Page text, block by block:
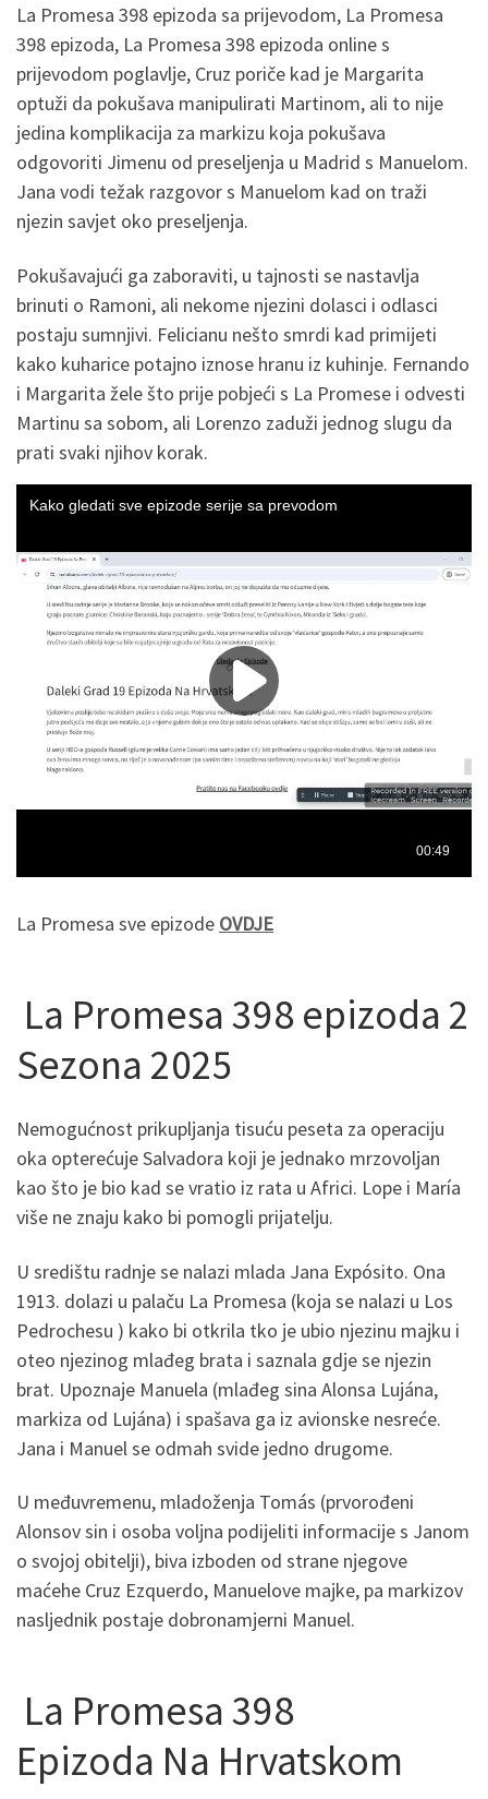
La Promesa 398 epizoda sa prijevodom, La Promesa
398 epizoda, La Promesa 398 epizoda online s
prijevodom poglavlje, Cruz poriče kad je Margarita
optuži da pokušava manipulirati Martinom, ali to nije
jedina komplikacija za markizu koja pokušava
odgovoriti Jimenu od preseljenja u Madrid s Manuelom.
Jana vodi težak razgovor s Manuelom kad on traži
njezin savjet oko preseljenja.
Pokušavajući ga zaboraviti, u tajnosti se nastavlja
brinuti o Ramoni, ali nekome njezini dolasci i odlasci
postaju sumnjivi. Felicianu nešto smrdi kad primijeti
kako kuharice potajno iznose hranu iz kuhinje. Fernando
i Margarita žele što prije pobjeći s La Promese i odvesti
Martinu sa sobom, ali Lorenzo zaduži jednog slugu da
prati svaki njihov korak.
La Promesa sve epizode OVDJE
La Promesa 398 epizoda 2
Sezona 2025
Nemogućnost prikupljanja tisuću peseta za operaciju
oka opterećuje Salvadora koji je jednako mrzovoljan
kao što je bio kad se vratio iz rata u Africi. Lope i María
više ne znaju kako bi pomogli prijatelju.
U središtu radnje se nalazi mlada Jana Expósito. Ona
1913. dolazi u palaču La Promesa (koja se nalazi u Los
Pedrochesu ) kako bi otkrila tko je ubio njezinu majku i
oteo njezinog mlađeg brata i saznala gdje se njezin
brat. Upoznaje Manuela (mlađeg sina Alonsa Lujána,
markiza od Lujána) i spašava ga iz avionske nesreće.
Jana i Manuel se odmah svide jedno drugome.
U međuvremenu, mladoženja Tomás (prvorođeni
Alonsov sin i osoba voljna podijeliti informacije s Janom
o svojoj obitelji), biva izboden od strane njegove
maćehe Cruz Ezquerdo, Manuelove majke, pa markizov
nasljednik postaje dobronamjerni Manuel.
La Promesa 398
Epizoda Na Hrvatskom